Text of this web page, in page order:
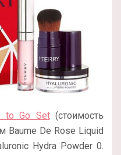
to Go Set(стоимость
Baume De Rose Liquid
Hydra Powder 0.